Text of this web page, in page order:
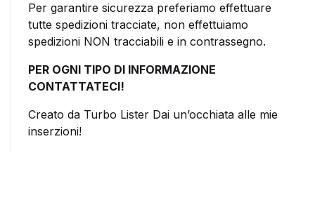
Per garantire sicurezza preferiamo effettuare
tutte spedizioni tracciate, non effettuiamo
spedizioni NON tracciabili e in contrassegno.
PER OGNI TIPO DI INFORMAZIONE
CONTATTATECI!
Creato da Turbo Lister Dai un’occhiata alle mie
inserzioni!